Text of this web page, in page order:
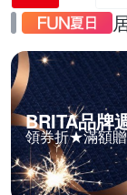
BRITA品牌
領券折★滿額贈